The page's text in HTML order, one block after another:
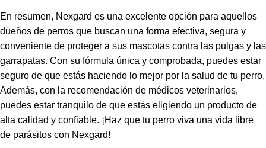
En resumen, Nexgard es una excelente opción para aquellos
dueños de perros que buscan una forma efectiva, segura y
conveniente de proteger a sus mascotas contra las pulgas y las
garrapatas. Con su fórmula única y comprobada, puedes estar
seguro de que estás haciendo lo mejor por la salud de tu perro.
Además, con la recomendación de médicos veterinarios,
puedes estar tranquilo de que estás eligiendo un producto de
alta calidad y confiable. ¡Haz que tu perro viva una vida libre
de parásitos con Nexgard!